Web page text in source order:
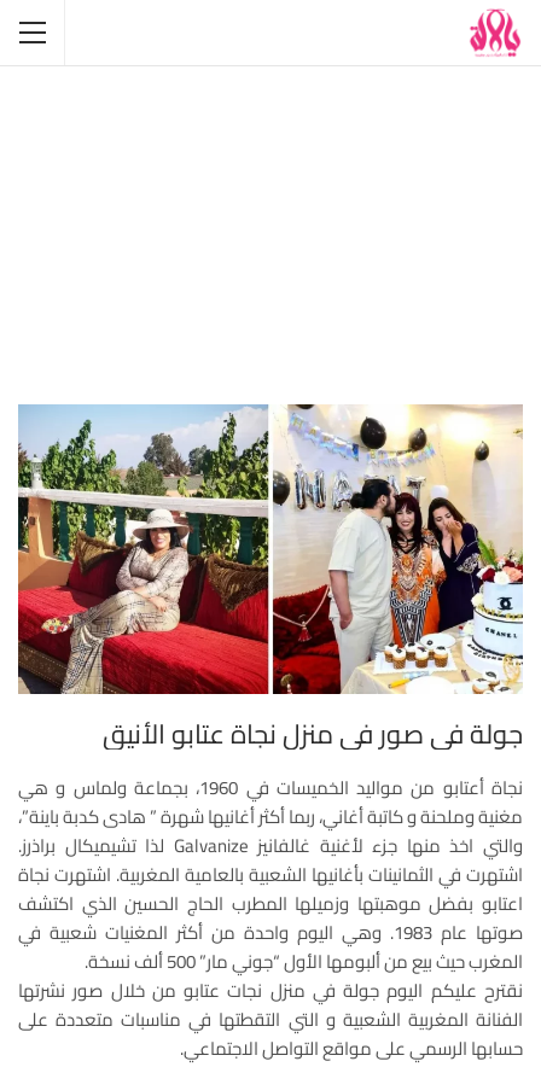
جولة في صور في منزل نجاة عتابو الأنيق
نجاة أعتابو من مواليد الخميسات في 1960، بجماعة ولماس و هي
مغنية وملحنة و كاتبة أغاني، ربما أكثر أغانيها شهرة ” هادى كدبة باينة”،
والتي اخذ منها جزء لأغنية غالفانيز Galvanize لذا تشيميكال براذرز.
اشتهرت في الثمانينات بأغانيها الشعبية بالعامية المغربية. اشتهرت نجاة
اعتابو بفضل موهبتها وزميلها المطرب الحاج الحسين الذي اكتشف
صوتها عام 1983. وهي اليوم واحدة من أكثر المغنيات شعبية في
المغرب حيث بيع من ألبومها الأول “جوني مار” 500 ألف نسخة.
نقترح عليكم اليوم جولة في منزل نجات عتابو من خلال صور نشرتها
الفنانة المغربية الشعبية و التي التقطتها في مناسبات متعددة على
حسابها الرسمي على مواقع التواصل الاجتماعي.